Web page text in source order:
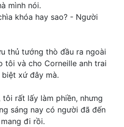
mình nói.
khóa hay sao? - Người
thủ tướng thò đầu ra ngoài
tôi và cho Corneille anh trai
xứ đây mà.
rất lấy làm phiền, nhưng
sáng nay có người đã đến
đi rồi.